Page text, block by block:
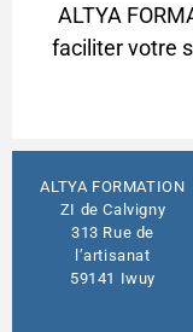
ALTYA
faciliter votre
ALTYA FORMATION
ZI de Calvigny
313 Rue de
l’artisanat
59141 Iwuy